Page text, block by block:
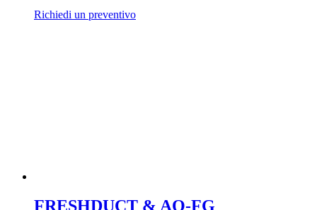
Richiedi un preventivo
FRESHDUCT & AQ-FG